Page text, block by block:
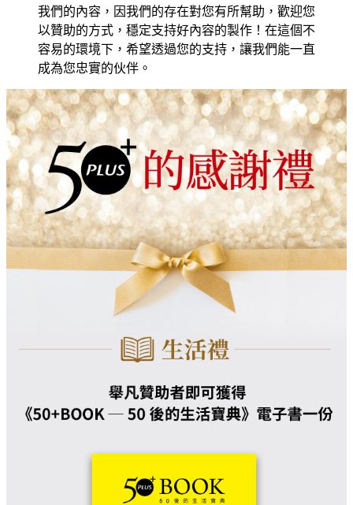
我們的內容，因我們的存在對您有所幫助，歡迎您
以贊助的方式，穩定支持好內容的製作！在這個不
容易的環境下，希望透過您的支持，讓我們能一直
成為您忠實的伙伴。